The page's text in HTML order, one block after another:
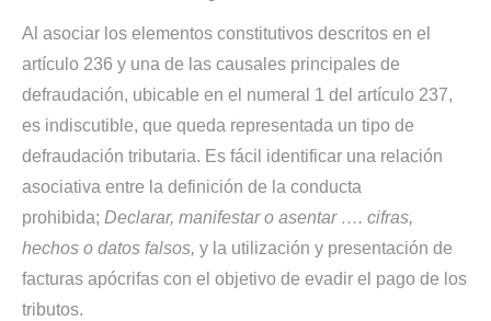
Al asociar los elementos constitutivos descritos en el
artículo 236 y una de las causales principales de
defraudación, ubicable en el numeral 1 del artículo 237,
es indiscutible, que queda representada un tipo de
defraudación tributaria. Es fácil identificar una relación
asociativa entre la definición de la conducta
prohibida; Declarar, manifestar o asentar …. cifras,
hechos o datos falsos, y la utilización y presentación de
facturas apócrifas con el objetivo de evadir el pago de los
tributos.